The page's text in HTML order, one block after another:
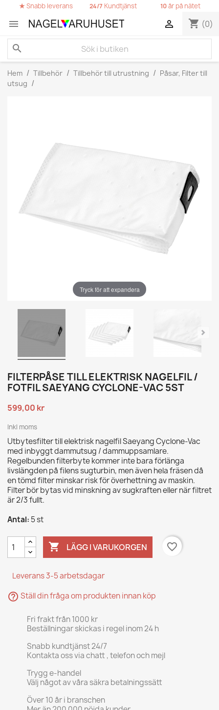
★Snabb leverans 24/7 Kundtjänst 10år på nätet
 shopping_cart (0)

search
Hem Tillbehör Tillbehör till utrustning
Påsar, Filter till
utsug
Tryck för att expandera
FILTERPÅSE TILL ELEKTRISK NAGELFIL /
FOTFIL SAEYANG CYCLONE-VAC 5ST
599,00 kr
Inkl moms
Utbytesfilter till elektrisk nagelfil Saeyang Cyclone-Vac
med inbyggt dammutsug / dammuppsamlare.
Regelbunden filterbyte kommer inte bara förlänga
livslängden på filens sugturbin, men även hela fräsen då
en tömd filter minskar risk för överhettning av maskin.
Filter bör bytas vid minskning av sugkraften eller när filtret
är 2/3 fullt.
Antal: 5 st
 LÄGG I VARUKORGEN favorite_border
Leverans 3-5 arbetsdagar
help_outline Ställ din fråga om produkten innan köp
Fri frakt från 1000 kr
Beställningar skickas i regel inom 24 h
Snabb kundtjänst 24/7
Kontakta oss via chatt , telefon och mejl
Trygg e-handel
Välj något av våra säkra betalningssätt
Över 10 år i branschen